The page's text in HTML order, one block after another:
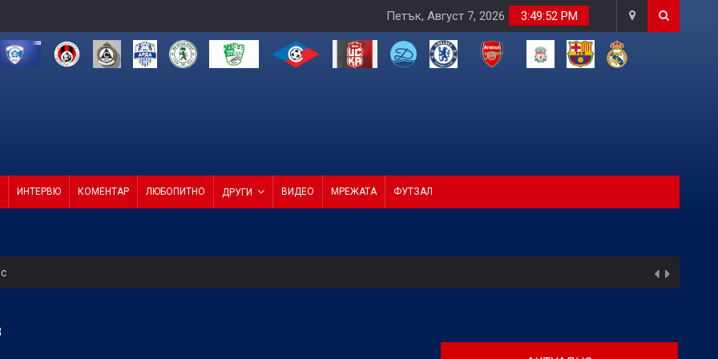
3:49:53 PM
Петък, Август 7, 2026
ИНТЕРВЮ КОМЕНТАР ЛЮБОПИТНО ДРУГИ ВИДЕО МРЕЖАТА ФУТЗАЛ
ход на Левски и срещу Локо (Пд)